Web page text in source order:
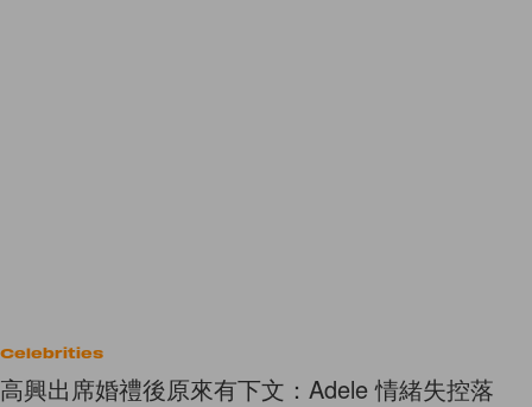
Celebrities
高興出席婚禮後原來有下文：Adele 情緒失控落